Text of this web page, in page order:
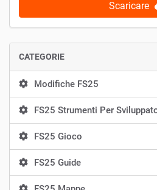
Scaricare
CATEGORIE
Modifiche FS25
FS25 Strumenti Per
FS25 Gioco
FS25 Guide